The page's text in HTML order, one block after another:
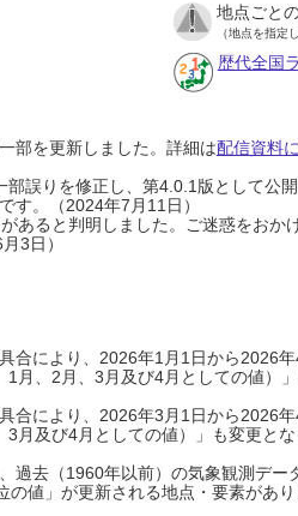
地点ごと
（地点を指定
歴代全国
部を更新しました。詳細は配信資料
誤りを修正し、第4.0.1版として公
す。（2024年7月11日）
あると判明しました。ご迷惑をおか
3日）
合により、2026年1月1日から2026
月、2月、3月及び4月としての値）
合により、2026年3月1日から2026
月及び4月としての値）」も変更と
過去（1960年以前）の気象観測デ
値」が更新される地点・要素があ